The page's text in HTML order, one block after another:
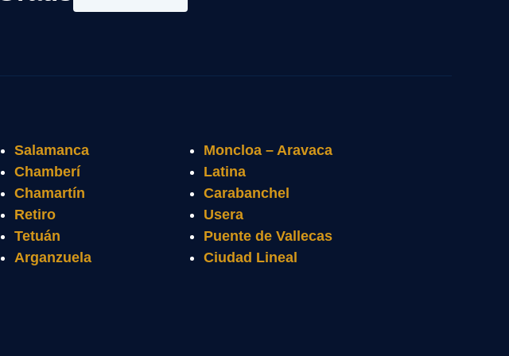
Salamanca
Chamberí
Chamartín
Retiro
Tetuán
Arganzuela
Moncloa – Aravaca
Latina
Carabanchel
Usera
Puente de Vallecas
Ciudad Lineal